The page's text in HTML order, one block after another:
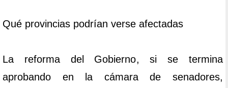
Qué provincias podrían verse afectadas
La reforma del Gobierno, si se termina
aprobando en la cámara de senadores,